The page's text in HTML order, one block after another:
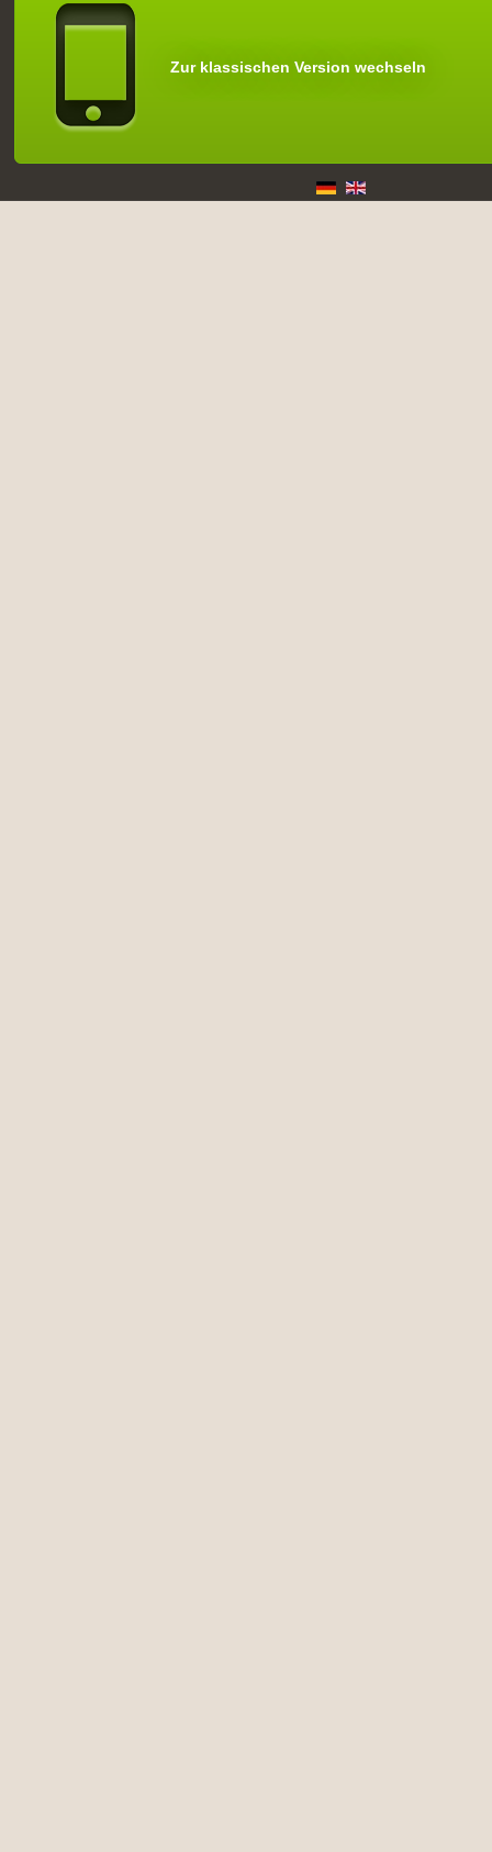
Zur klassischen Version wechseln